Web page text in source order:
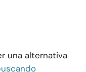
una alternativa